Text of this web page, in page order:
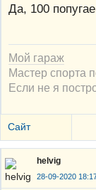
Да, 100
Мой гараж
Мастер спорта
Если не я
Сайт
helvig
28-09-2020